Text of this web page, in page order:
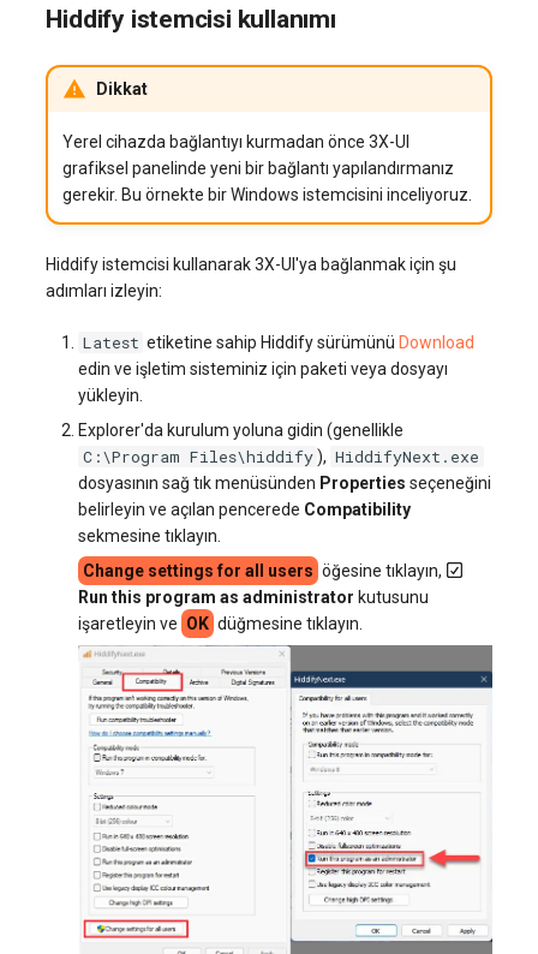
Hiddify istemcisi kullanımı
Dikkat
Yerel cihazda bağlantıyı kurmadan önce 3X-UI
grafiksel panelinde yeni bir bağlantı yapılandırmanız
gerekir. Bu örnekte bir Windows istemcisini inceliyoruz.
Hiddify istemcisi kullanarak 3X-UI'ya bağlanmak için şu
adımları izleyin:
Latest etiketine sahip Hiddify sürümünü Download
edin ve işletim sisteminiz için paketi veya dosyayı
yükleyin.
Explorer'da kurulum yoluna gidin (genellikle
C:\Program Files\hiddify ), HiddifyNext.exe
dosyasının sağ tık menüsünden Properties seçeneğini
belirleyin ve açılan pencerede Compatibility
sekmesine tıklayın.
Change settings for all users öğesine tıklayın,
Run this program as administrator kutusunu
işaretleyin ve OK düğmesine tıklayın.